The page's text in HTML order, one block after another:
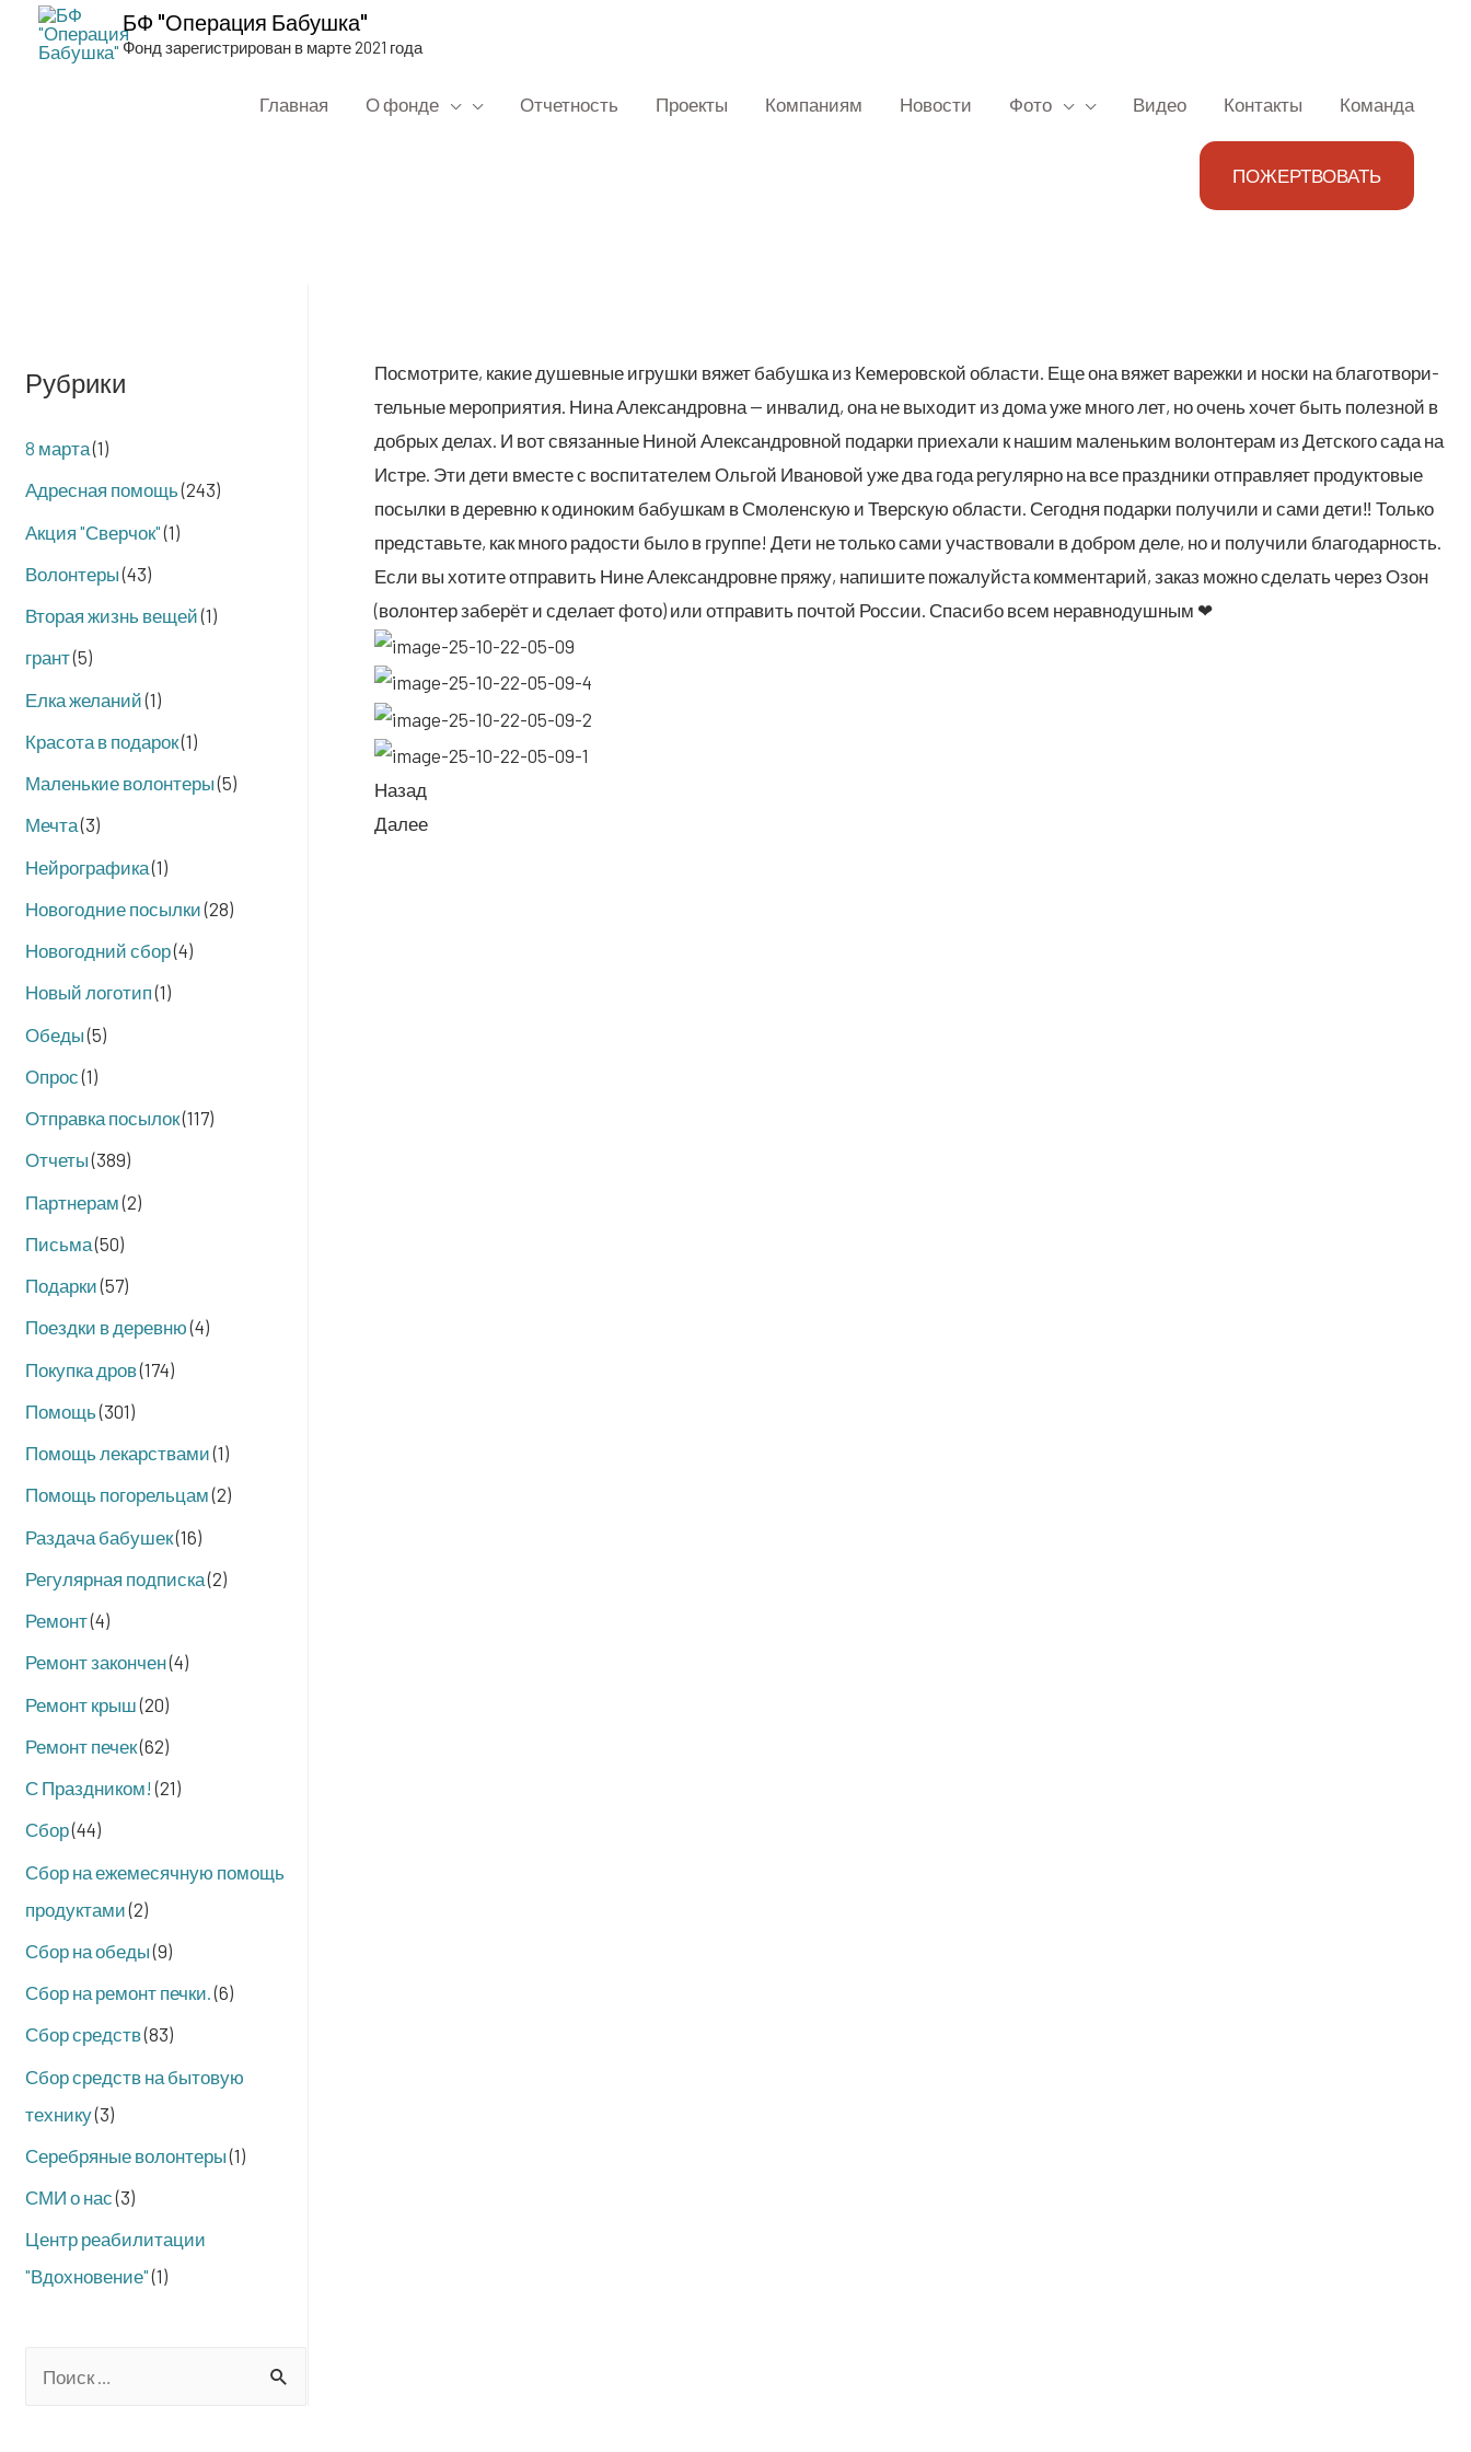
БФ "Операция Бабушка"
Фонд зарегистрирован в марте 2021 года
Главная О фонде Отчетность Проекты Компаниям Новости Фото Видео Контакты Команда
ПОЖЕРТВОВАТЬ
Рубрики
8 марта(1)
Адресная помощь(243)
Акция "Сверчок"(1)
Волонтеры(43)
Вторая жизнь вещей(1)
грант(5)
Елка желаний(1)
Красота в подарок(1)
Маленькие волонтеры(5)
Мечта(3)
Нейрографика(1)
Новогодние посылки(28)
Новогодний сбор(4)
Новый логотип(1)
Обеды(5)
Опрос(1)
Отправка посылок(117)
Отчеты(389)
Партнерам(2)
Письма(50)
Подарки(57)
Поездки в деревню(4)
Покупка дров(174)
Помощь(301)
Помощь лекарствами(1)
Помощь погорельцам(2)
Раздача бабушек(16)
Регулярная подписка(2)
Ремонт(4)
Ремонт закончен(4)
Ремонт крыш(20)
Ремонт печек(62)
С Праздником! (21)
Сбор(44)
Сбор на ежемесячную помощь
продуктами(2)
Сбор на обеды(9)
Сбор на ремонт печки.(6)
Сбор средств(83)
Сбор средств на бытовую
технику(3)
Серебряные волонтеры(1)
СМИ о нас(3)
Центр реабилитации
"Вдохновение"(1)
Посмот­ри­те, какие душев­ные игруш­ки вяжет бабуш­ка из Кеме­ров­ской обла­сти. Еще она вяжет вареж­ки и нос­ки на бла­го­тво­ри­
тель­ные меро­при­я­тия. Нина Алек­сан­дров­на — инва­лид, она не выхо­дит из дома уже мно­го лет, но очень хочет быть полез­ной в
доб­рых делах. И вот свя­зан­ные Ниной Алек­сан­дров­ной подар­ки при­е­ха­ли к нашим малень­ким волон­те­рам из Дет­ско­го сада на
Ист­ре. Эти дети вме­сте с вос­пи­та­те­лем Оль­гой Ива­но­вой уже два года регу­ляр­но на все празд­ни­ки отправ­ля­ет про­дук­то­вые
посыл­ки в дерев­ню к оди­но­ким бабуш­кам в Смо­лен­скую и Твер­скую обла­сти. Сего­дня подар­ки полу­чи­ли и сами дети‼ Толь­ко
пред­ставь­те, как мно­го радо­сти было в груп­пе! Дети не толь­ко сами участ­во­ва­ли в доб­ром деле, но и полу­чи­ли бла­го­дар­ность.
Если вы хоти­те отпра­вить Нине Алек­сан­дровне пря­жу, напи­ши­те пожа­луй­ста ком­мен­та­рий, заказ мож­но сде­лать через Озон
(волон­тер забе­рёт и сде­ла­ет фото) или отпра­вить поч­той Рос­сии. Спа­си­бо всем неравнодушным ❤
Назад
Далее